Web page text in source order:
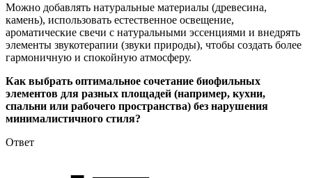
Можно добавлять натуральные материалы (древесина,
камень), использовать естественное освещение,
ароматические свечи с натуральными эссенциями и внедрять
элементы звукотерапии (звуки природы), чтобы создать более
гармоничную и спокойную атмосферу.
Как выбрать оптимальное сочетание биофильных
элементов для разных площадей (например, кухни,
спальни или рабочего пространства) без нарушения
минималистичного стиля?
Ответ